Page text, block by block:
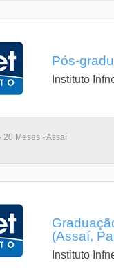
Pós-
Instituto
20 Meses - Assaí
(Assaí,
Instituto